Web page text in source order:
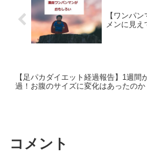
【ワンパ
メンに見
【足パカダイエット経過報告】1週間
過！お腹のサイズに変化はあったのか
コメント